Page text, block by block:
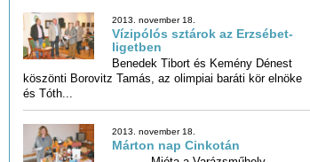
2013. november 18.
Vízipólós sztárok az Erzsébet-
ligetben
Benedek Tibort és Kemény Dénest
köszönti Borovitz Tamás, az olimpiai baráti kör elnöke
és Tóth...
2013. november 18.
Márton nap Cinkotán